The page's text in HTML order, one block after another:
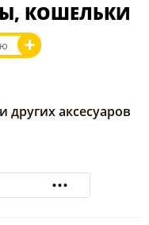
КОШЕЛЬКИ
других аксесуаров